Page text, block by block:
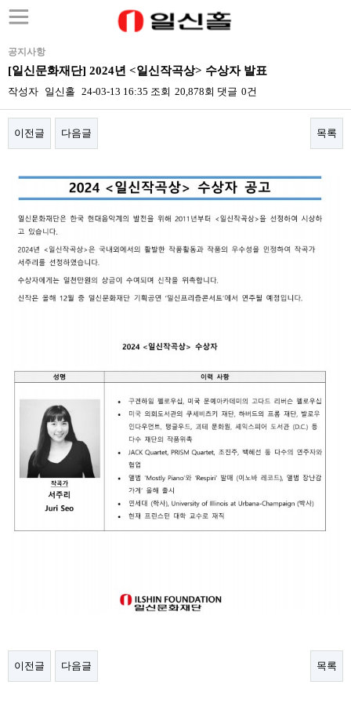
공지사항
[일신문화재단] 2024년 <일신작곡상> 수상자 발표
작성자 일신홀 24-03-13 16:35 조회 20,878회 댓글 0건
이전글 다음글 목록
본문
이전글 다음글 목록